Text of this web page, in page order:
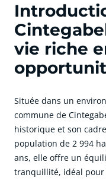
vie riche
Située dans un
commune de
historique et son
population de 2 994
ans, elle offre un
tranquillité, idéal pour